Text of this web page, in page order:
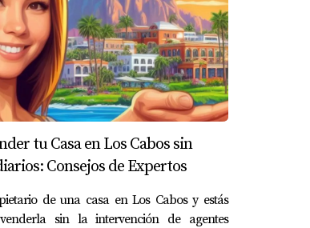
tu Casa en Los Cabos sin
Consejos de Expertos
de una casa en Los Cabos y estás
sin la intervención de agentes